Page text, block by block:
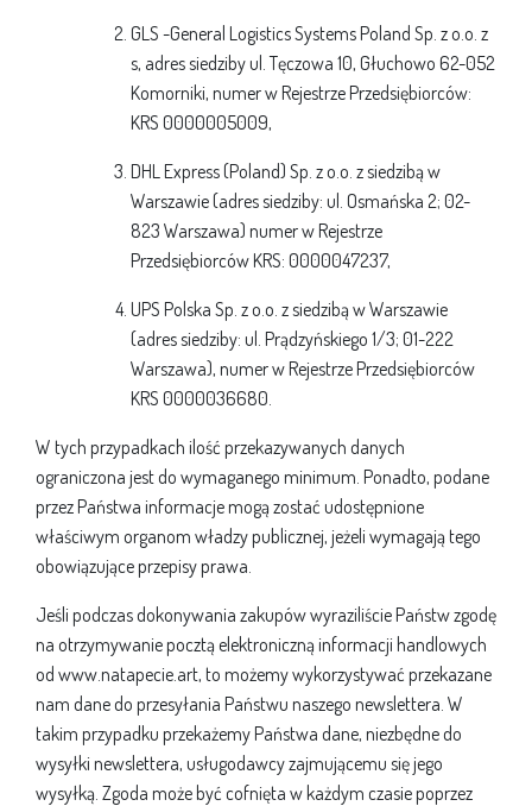
GLS -General Logistics Systems Poland Sp. z o.o. z
s, adres siedziby ul. Tęczowa 10, Głuchowo 62-052
Komorniki, numer w Rejestrze Przedsiębiorców:
KRS 0000005009,
DHL Express (Poland) Sp. z o.o. z siedzibą w
Warszawie (adres siedziby: ul. Osmańska 2; 02-
823 Warszawa) numer w Rejestrze
Przedsiębiorców KRS: 0000047237,
UPS Polska Sp. z o.o. z siedzibą w Warszawie
(adres siedziby: ul. Prądzyńskiego 1/3; 01-222
Warszawa), numer w Rejestrze Przedsiębiorców
KRS 0000036680.
W tych przypadkach ilość przekazywanych danych
ograniczona jest do wymaganego minimum. Ponadto, podane
przez Państwa informacje mogą zostać udostępnione
właściwym organom władzy publicznej, jeżeli wymagają tego
obowiązujące przepisy prawa.
Jeśli podczas dokonywania zakupów wyraziliście Państw zgodę
na otrzymywanie pocztą elektroniczną informacji handlowych
od www.natapecie.art, to możemy wykorzystywać przekazane
nam dane do przesyłania Państwu naszego newslettera. W
takim przypadku przekażemy Państwa dane, niezbędne do
wysyłki newslettera, usługodawcy zajmującemu się jego
wysyłką. Zgoda może być cofnięta w każdym czasie poprzez